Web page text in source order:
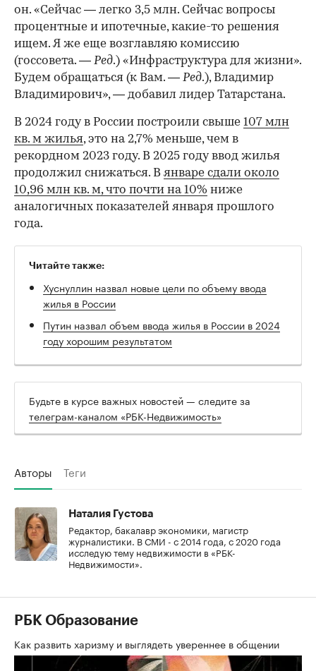
он. «Сейчас — легко 3,5 млн. Сейчас вопросы
процентные и ипотечные, какие-то решения
ищем. Я же еще возглавляю комиссию
(госсовета. — Ред.) «Инфраструктура для жизни».
Будем обращаться (к Вам. — Ред.), Владимир
Владимирович», — добавил лидер Татарстана.
В 2024 году в России построили свыше 107 млн
кв. м жилья, это на 2,7% меньше, чем в
рекордном 2023 году. В 2025 году ввод жилья
продолжил снижаться. В январе сдали около
10,96 млн кв. м, что почти на 10% ниже
аналогичных показателей января прошлого
года.
Читайте также:
Хуснуллин назвал новые цели по объему ввода
жилья в России
Путин назвал объем ввода жилья в России в 2024
году хорошим результатом
Будьте в курсе важных новостей — следите за
телеграм-каналом «РБК-Недвижимость»
Авторы Теги
Наталия Густова
Редактор, бакалавр экономики, магистр
журналистики. В СМИ - с 2014 года, с 2020 года
исследую тему недвижимости в «РБК-
Недвижимости».
РБК Образование
Как развить харизму и выглядеть увереннее в общении